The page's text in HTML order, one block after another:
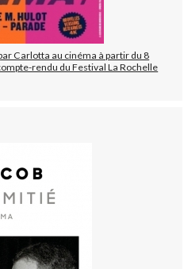
Carlotta au cinéma à partir du 8
rendu du Festival La Rochelle